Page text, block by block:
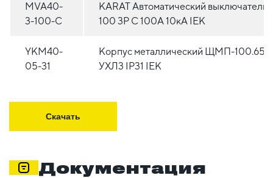
MVA40-
3-100-C
KARAT Автоматический выключатель
100 3P C 100А 10кА IEK
YKM40-
05-31
Корпус металлический ЩМП-
УХЛ3 IP31 IEK
Скачать
Документация